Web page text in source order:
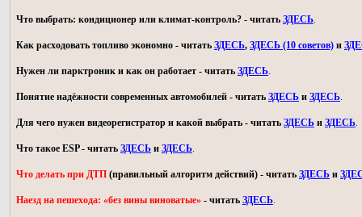
Что выбрать: кондиционер или климат-контроль? - читать ЗДЕСЬ.
Как расходовать топливо экономно - читать ЗДЕСЬ, ЗДЕСЬ (10 советов) и
Нужен ли парктроник и как он работает - читать ЗДЕСЬ.
Понятие надёжности современных автомобилей - читать ЗДЕСЬ и ЗДЕСЬ.
Для чего нужен видеорегистратор и какой выбрать - читать ЗДЕСЬ и ЗДЕСЬ.
Что такое ESP - читать ЗДЕСЬ и ЗДЕСЬ.
Что делать при ДТП (правильный алгоритм действий) - читать ЗДЕСЬ и
Наезд на пешехода: «без вины виноватые» - читать ЗДЕСЬ.